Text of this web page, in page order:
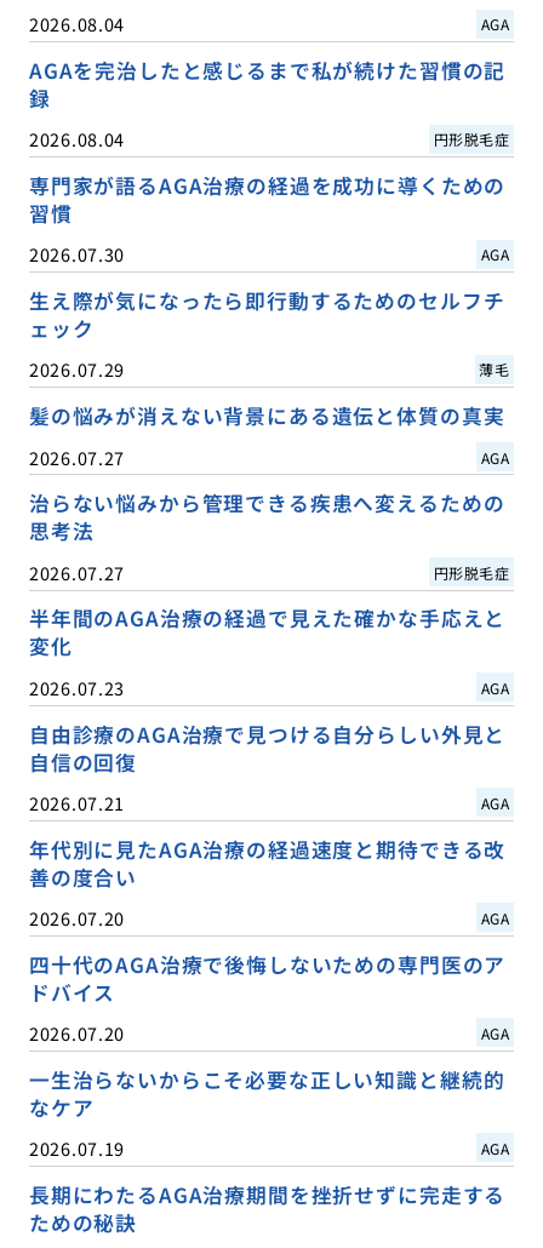
2026.08.04 AGA
AGAを完治したと感じるまで私が続けた習慣の記
録
2026.08.04 円形脱毛症
専門家が語るAGA治療の経過を成功に導くための
習慣
2026.07.30 AGA
生え際が気になったら即行動するためのセルフチ
ェック
2026.07.29 薄毛
髪の悩みが消えない背景にある遺伝と体質の真実
2026.07.27 AGA
治らない悩みから管理できる疾患へ変えるための
思考法
2026.07.27 円形脱毛症
半年間のAGA治療の経過で見えた確かな手応えと
変化
2026.07.23 AGA
自由診療のAGA治療で見つける自分らしい外見と
自信の回復
2026.07.21 AGA
年代別に見たAGA治療の経過速度と期待できる改
善の度合い
2026.07.20 AGA
四十代のAGA治療で後悔しないための専門医のア
ドバイス
2026.07.20 AGA
一生治らないからこそ必要な正しい知識と継続的
なケア
2026.07.19 AGA
長期にわたるAGA治療期間を挫折せずに完走する
ための秘訣